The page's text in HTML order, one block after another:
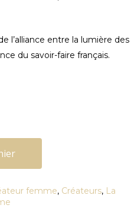
l’alliance entre la lumière des
du savoir-faire français.
femme, Créateurs, La